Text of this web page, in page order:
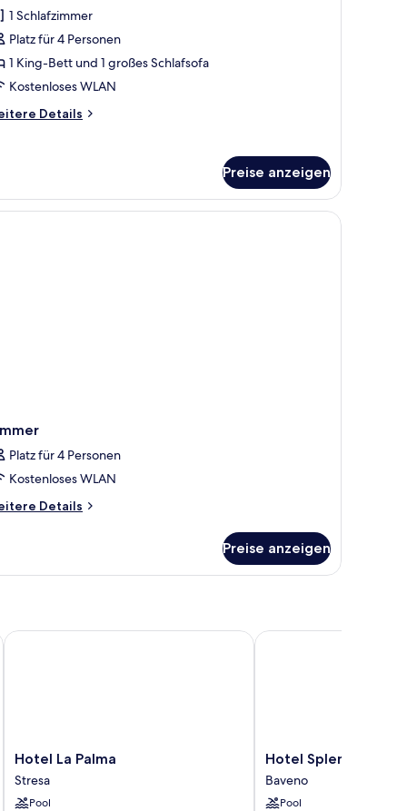
1 Schlafzimmer
Platz für 4 Personen
1 King-Bett und 1 großes Schlafsofa
Kostenloses WLAN
Details
Preise anzeigen
Platz für 4 Personen
Kostenloses WLAN
Details
Preise anzeigen
Hotel
La
Palma
Stresa
Hotel La Palma
Stresa
Pool
Hotel La Palma
Hotel
Splendid
Baveno
Hotel Splendid
Baveno
Pool
Hotel Splendid